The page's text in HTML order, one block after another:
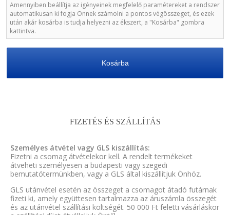
Amennyiben beállítja az igényeinek megfelelő paramétereket a rendszer
automatikusan ki fogja Önnek számolni a pontos végösszeget, és ezek
után akár kosárba is tudja helyezni az ékszert, a "Kosárba" gombra
kattintva.
Kosárba
FIZETÉS ÉS SZÁLLÍTÁS
Személyes átvétel vagy GLS kiszállítás:
Fizetni a csomag átvételekor kell. A rendelt termékeket
átveheti személyesen a budapesti vagy szegedi
bemutatótermünkben, vagy a GLS által kiszállítjuk Önhöz.
GLS utánvétel esetén az összeget a csomagot átadó futárnak
fizeti ki, amely együttesen tartalmazza az áruszámla összegét
és az utánvétel szállítási költségét. 50 000 Ft feletti vásárláskor